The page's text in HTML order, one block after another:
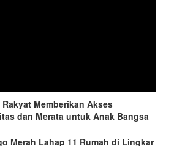
Memberikan Akses
dan Merata untuk Anak Bangsa
Merah Lahap 11 Rumah di Lingkar